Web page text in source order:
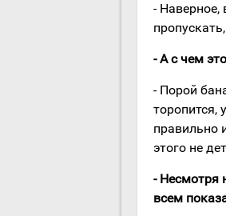
- Наверное,
- А с чем
- Порой
торопится,
правильно
этого не
- Несмотря
всем